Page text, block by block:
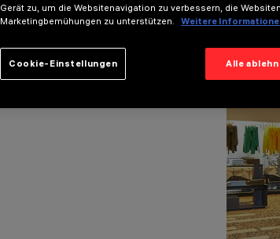
Gerät zu, um die Websitenavigation zu verbessern, die
Marketingbemühungen zu unterstützen.
Weitere
Alle
Cookie-Einstellungen